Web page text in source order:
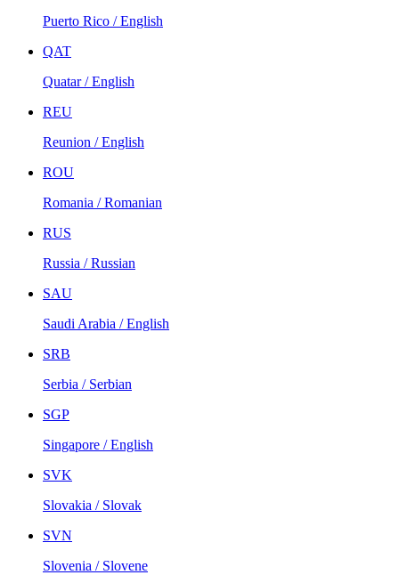
Puerto Rico / English
QAT
Quatar / English
REU
Reunion / English
ROU
Romania / Romanian
RUS
Russia / Russian
SAU
Saudi Arabia / English
SRB
Serbia / Serbian
SGP
Singapore / English
SVK
Slovakia / Slovak
SVN
Slovenia / Slovene